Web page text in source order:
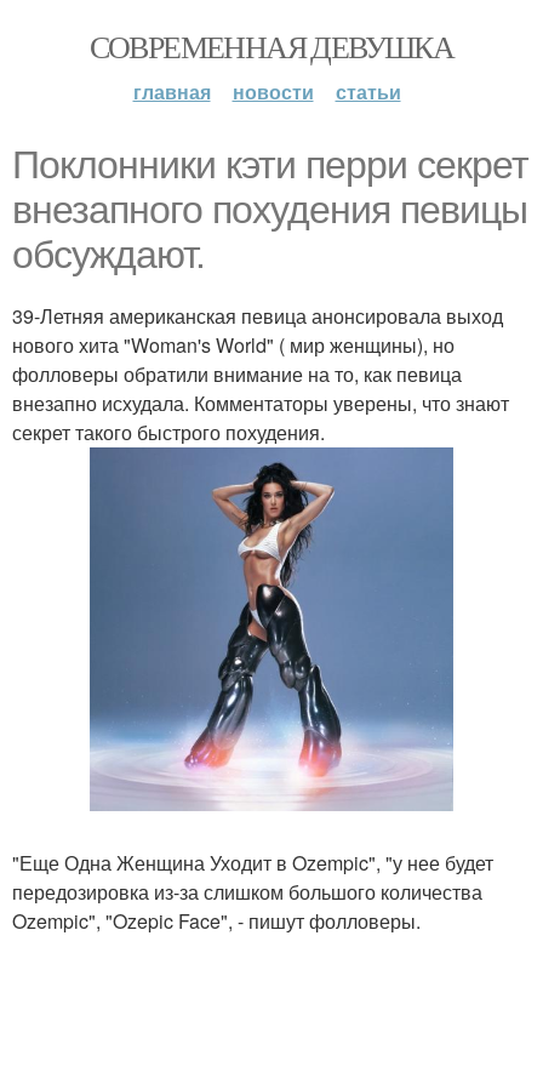
СОВРЕМЕННАЯ ДЕВУШКА
главная новости статьи
Поклонники кэти перри секрет
внезапного похудения певицы
обсуждают.
39-Летняя американская певица анонсировала выход
нового хита "Woman's World" ( мир женщины), но
фолловеры обратили внимание на то, как певица
внезапно исхудала. Комментаторы уверены, что знают
секрет такого быстрого похудения.
"Еще Одна Женщина Уходит в Ozempic", "у нее будет
передозировка из-за слишком большого количества
Ozempic", "Ozepic Face", - пишут фолловеры.